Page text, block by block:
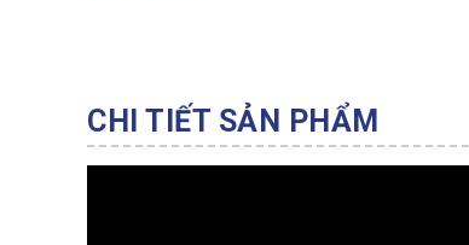
CHI TIẾT SẢN PHẨM